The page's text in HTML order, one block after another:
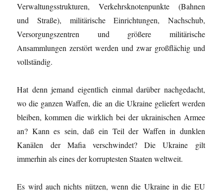
Verwaltungsstrukturen, Verkehrsknotenpunkte (Bahnen
und Straße), militärische Einrichtungen, Nachschub,
Versorgungszentren und größere militärische
Ansammlungen zerstört werden und zwar großflächig und
vollständig.
Hat denn jemand eigentlich einmal darüber nachgedacht,
wo die ganzen Waffen, die an die Ukraine geliefert werden
bleiben, kommen die wirklich bei der ukrainischen Armee
an? Kann es sein, daß ein Teil der Waffen in dunklen
Kanälen der Mafia verschwindet? Die Ukraine gilt
immerhin als eines der korruptesten Staaten weltweit.
Es wird auch nichts nützen, wenn die Ukraine in die EU